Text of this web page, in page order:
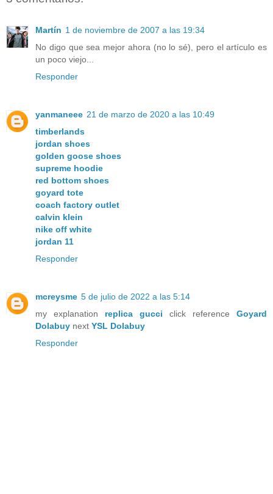
Martín 1 de noviembre de 2007 a las 19:34
No digo que sea mejor ahora (no lo sé), pero el artículo es
un poco viejo...
Responder
yanmaneee 21 de marzo de 2020 a las 10:49
timberlands
jordan shoes
golden goose shoes
supreme hoodie
red bottom shoes
goyard tote
coach factory outlet
calvin klein
nike off white
jordan 11
Responder
mcreysme 5 de julio de 2022 a las 5:14
my explanation replica gucci click reference Goyard
Dolabuy next YSL Dolabuy
Responder